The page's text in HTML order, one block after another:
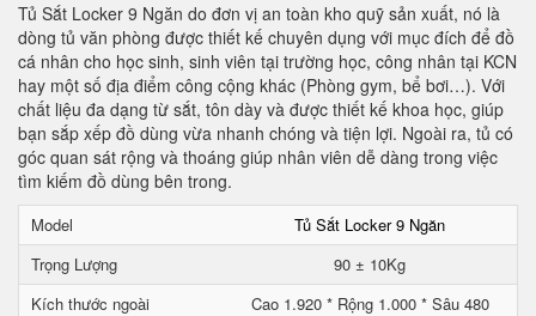
Tủ Sắt Locker 9 Ngăn do đơn vị an toàn kho quỹ sản xuất, nó là
dòng tủ văn phòng được thiết kế chuyên dụng với mục đích để đồ
cá nhân cho học sinh, sinh viên tại trường học, công nhân tại KCN
hay một số địa điểm công cộng khác (Phòng gym, bể bơi…). Với
chất liệu đa dạng từ sắt, tôn dày và được thiết kế khoa học, giúp
bạn sắp xếp đồ dùng vừa nhanh chóng và tiện lợi. Ngoài ra, tủ có
góc quan sát rộng và thoáng giúp nhân viên dễ dàng trong việc
tìm kiếm đồ dùng bên trong.
Model
Tủ Sắt Locker 9 Ngăn
Trọng Lượng
90 ± 10Kg
Kích thước ngoài
Cao 1.920 * Rộng 1.000 * Sâu 480